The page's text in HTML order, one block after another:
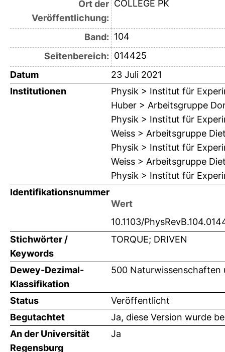
Ort der
Veröffentlichung:
COLLEGE PK
Band: 104
Seitenbereich: 014425
Datum
23 Juli 2021
Institutionen
Physik > Institut für
Huber > Arbeitsgruppe
Physik > Institut für
Weiss > Arbeitsgruppe
Physik > Institut für
Weiss > Arbeitsgruppe
Physik > Institut für
Identifikationsnummer
Wert
10.1103/
Stichwörter /
Keywords
TORQUE; DRIVEN
Dewey-Dezimal-
Klassifikation
500 Naturwissenschaften
Status
Veröffentlicht
Begutachtet
Ja, diese Version wurde
An der Universität
Regensburg
Ja